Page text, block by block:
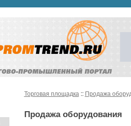
Торговая площадка:: Продажа
Продажа оборудования